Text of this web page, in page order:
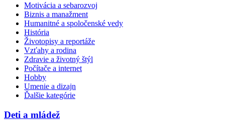
Motivácia a sebarozvoj
Biznis a manažment
Humanitné a spoločenské vedy
História
Životopisy a reportáže
Vzťahy a rodina
Zdravie a životný štýl
Počítače a internet
Hobby
Umenie a dizajn
Ďalšie kategórie
Deti a mládež